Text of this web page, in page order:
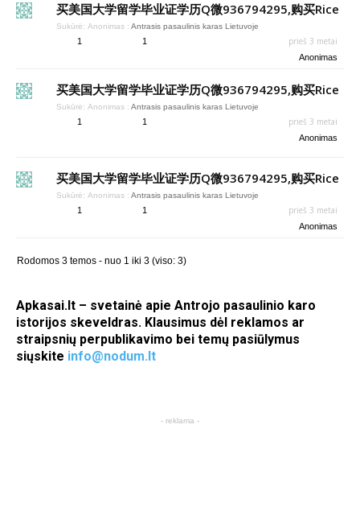
买美国大学留学毕业证学历Q微936794295,购买Rice
Sukūrė: Anonimas : Antrasis pasaulinis karas Lietuvoje
1 1 prieš 3 metai
Anonimas
买美国大学留学毕业证学历Q微936794295,购买Rice
Sukūrė: Anonimas : Antrasis pasaulinis karas Lietuvoje
1 1 prieš 3 metai
Anonimas
买美国大学留学毕业证学历Q微936794295,购买Rice
Sukūrė: Anonimas : Antrasis pasaulinis karas Lietuvoje
1 1 prieš 3 metai
Anonimas
Rodomos 3 temos - nuo 1 iki 3 (viso: 3)
Apkasai.lt – svetainė apie Antrojo pasaulinio karo
istorijos skeveldras. Klausimus dėl reklamos ar
straipsnių perpublikavimo bei temų pasiūlymus
siųskite info@nodum.lt
- reklama -